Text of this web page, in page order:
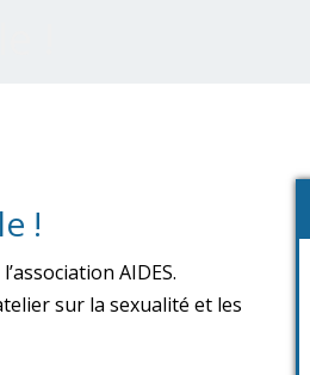
!
AIDES.
sur la sexualité et les